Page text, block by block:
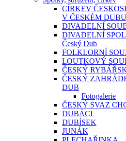
CÍRKEV
V ČESKÉM DUBU
DIVADELNÍ
DIVADELNÍ
Český Dub
FOLKLORNÍ
LOUTKOVÝ
ČESKÝ
ČESKÝ
DUB
Fotogalerie
ČESKÝ SVAZ
DUBÁCI
DUBÍSEK
JUNÁK